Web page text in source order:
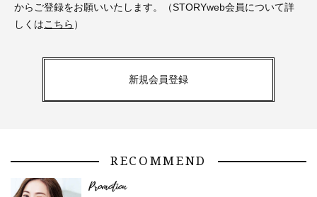
からご登録をお願いいたします。（STORYweb会員について詳
しくはこちら ）
新規会員登録
RECOMMEND